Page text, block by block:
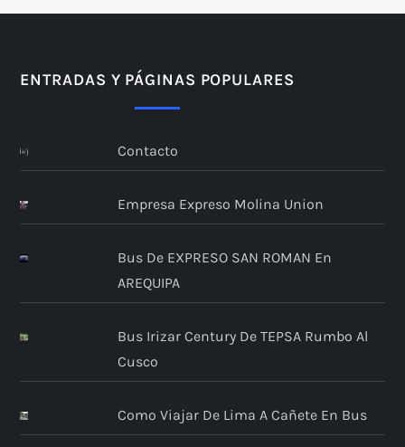
ENTRADAS Y PÁGINAS POPULARES
Contacto
Empresa Expreso Molina Union
Bus De EXPRESO SAN ROMAN En
AREQUIPA
Bus Irizar Century De TEPSA Rumbo Al
Cusco
Como Viajar De Lima A Cañete En Bus